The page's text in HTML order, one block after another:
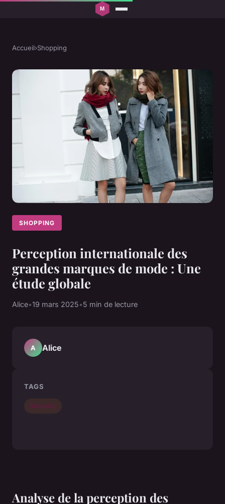
Accueil›Shopping
SHOPPING
Perception internationale des
grandes marques de mode : Une
étude globale
Alice•19 mars 2025•5 min de lecture
Analyse de la perception des
A Alice
TAGS
Shopping